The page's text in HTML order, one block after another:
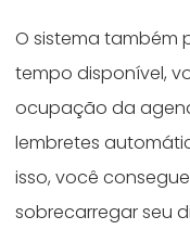
O sistema também
tempo disponível,
ocupação da
lembretes
isso, você
sobrecarregar seu